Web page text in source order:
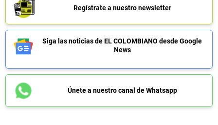
Regístrate a nuestro newsletter
Siga las noticias de EL COLOMBIANO desde Google
News
Únete a nuestro canal de Whatsapp